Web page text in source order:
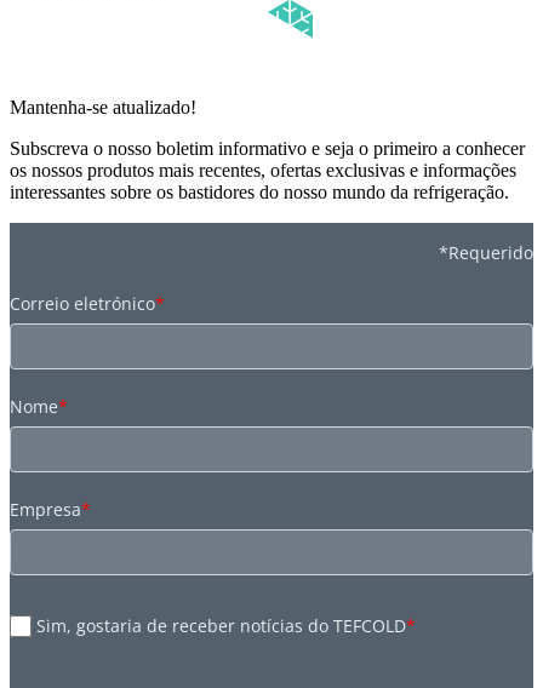
Mantenha-se atualizado!
Subscreva o nosso boletim informativo e seja o primeiro a conhecer
os nossos produtos mais recentes, ofertas exclusivas e informações
interessantes sobre os bastidores do nosso mundo da refrigeração.
*Requerido
Correio eletrónico*
Nome*
Empresa*
Sim, gostaria de receber notícias do TEFCOLD*